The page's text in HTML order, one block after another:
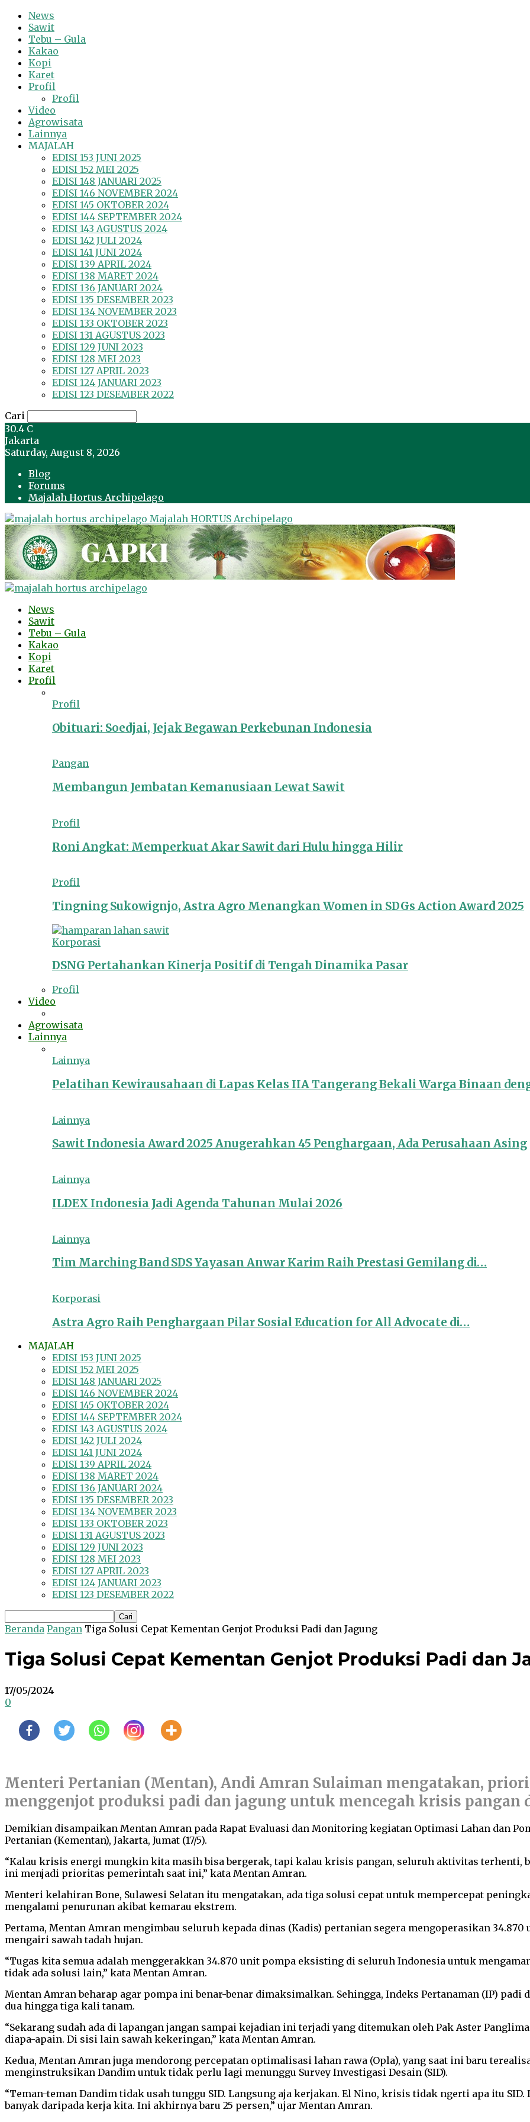
News
Sawit
Tebu – Gula
Kakao
Kopi
Karet
Profil
Profil
Video
Agrowisata
Lainnya
MAJALAH
EDISI 153 JUNI 2025
EDISI 152 MEI 2025
EDISI 148 JANUARI 2025
EDISI 146 NOVEMBER 2024
EDISI 145 OKTOBER 2024
EDISI 144 SEPTEMBER 2024
EDISI 143 AGUSTUS 2024
EDISI 142 JULI 2024
EDISI 141 JUNI 2024
EDISI 139 APRIL 2024
EDISI 138 MARET 2024
EDISI 136 JANUARI 2024
EDISI 135 DESEMBER 2023
EDISI 134 NOVEMBER 2023
EDISI 133 OKTOBER 2023
EDISI 131 AGUSTUS 2023
EDISI 129 JUNI 2023
EDISI 128 MEI 2023
EDISI 127 APRIL 2023
EDISI 124 JANUARI 2023
EDISI 123 DESEMBER 2022
Cari
30.4 C
Jakarta
Saturday, August 8, 2026
Blog
Forums
Majalah Hortus Archipelago
Majalah HORTUS Archipelago
News
Sawit
Tebu – Gula
Kakao
Kopi
Karet
Profil
Profil
Obituari: Soedjai, Jejak Begawan Perkebunan Indonesia
Pangan
Membangun Jembatan Kemanusiaan Lewat Sawit
Profil
Roni Angkat: Memperkuat Akar Sawit dari Hulu hingga Hilir
Profil
Tingning Sukowignjo, Astra Agro Menangkan Women in SDGs Action Award 2025
Korporasi
DSNG Pertahankan Kinerja Positif di Tengah Dinamika Pasar
Profil
Video
Agrowisata
Lainnya
Lainnya
Pelatihan Kewirausahaan di Lapas Kelas IIA Tangerang Bekali Warga Binaan
Lainnya
Sawit Indonesia Award 2025 Anugerahkan 45 Penghargaan, Ada Perusahaan Asing
Lainnya
ILDEX Indonesia Jadi Agenda Tahunan Mulai 2026
Lainnya
Tim Marching Band SDS Yayasan Anwar Karim Raih Prestasi Gemilang di…
Korporasi
Astra Agro Raih Penghargaan Pilar Sosial Education for All Advocate di…
MAJALAH
EDISI 153 JUNI 2025
EDISI 152 MEI 2025
EDISI 148 JANUARI 2025
EDISI 146 NOVEMBER 2024
EDISI 145 OKTOBER 2024
EDISI 144 SEPTEMBER 2024
EDISI 143 AGUSTUS 2024
EDISI 142 JULI 2024
EDISI 141 JUNI 2024
EDISI 139 APRIL 2024
EDISI 138 MARET 2024
EDISI 136 JANUARI 2024
EDISI 135 DESEMBER 2023
EDISI 134 NOVEMBER 2023
EDISI 133 OKTOBER 2023
EDISI 131 AGUSTUS 2023
EDISI 129 JUNI 2023
EDISI 128 MEI 2023
EDISI 127 APRIL 2023
EDISI 124 JANUARI 2023
EDISI 123 DESEMBER 2022
Beranda Pangan Tiga Solusi Cepat Kementan Genjot Produksi Padi dan Jagung
Tiga Solusi Cepat Kementan Genjot Produksi Padi dan
17/05/2024
0
Menteri Pertanian (Mentan), Andi Amran Sulaiman mengatakan,
menggenjot produksi padi dan jagung untuk mencegah krisis pangan
Demikian disampaikan Mentan Amran pada Rapat Evaluasi dan Monitoring kegiatan Optimasi Lahan dan
Pertanian (Kementan), Jakarta, Jumat (17/5).
“Kalau krisis energi mungkin kita masih bisa bergerak, tapi kalau krisis pangan, seluruh aktivitas terhenti,
ini menjadi prioritas pemerintah saat ini,” kata Mentan Amran.
Menteri kelahiran Bone, Sulawesi Selatan itu mengatakan, ada tiga solusi cepat untuk mempercepat
mengalami penurunan akibat kemarau ekstrem.
Pertama, Mentan Amran mengimbau seluruh kepada dinas (Kadis) pertanian segera mengoperasikan
mengairi sawah tadah hujan.
“Tugas kita semua adalah menggerakkan 34.870 unit pompa eksisting di seluruh Indonesia untuk
tidak ada solusi lain,” kata Mentan Amran.
Mentan Amran beharap agar pompa ini benar-benar dimaksimalkan. Sehingga, Indeks Pertanaman (IP)
dua hingga tiga kali tanam.
“Sekarang sudah ada di lapangan jangan sampai kejadian ini terjadi yang ditemukan oleh Pak Aster
diapa-apain. Di sisi lain sawah kekeringan,” kata Mentan Amran.
Kedua, Mentan Amran juga mendorong percepatan optimalisasi lahan rawa (Opla), yang saat ini baru
menginstruksikan Dandim untuk tidak perlu lagi menunggu Survey Investigasi Desain (SID).
“Teman-teman Dandim tidak usah tunggu SID. Langsung aja kerjakan. El Nino, krisis tidak ngerti apa itu
banyak daripada kerja kita. Ini akhirnya baru 25 persen,” ujar Mentan Amran.